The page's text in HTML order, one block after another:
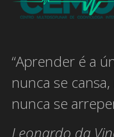
“Aprender é a
nunca se
nunca se
Leonardo da